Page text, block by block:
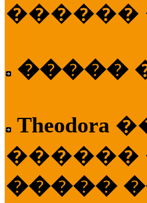
������
�����
Theodora
������
�����